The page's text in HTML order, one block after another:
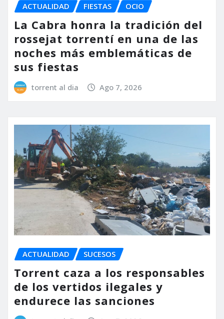
ACTUALIDAD FIESTAS OCIO
La Cabra honra la tradición del
rossejat torrentí en una de las
noches más emblemáticas de
sus fiestas
torrent al dia Ago 7, 2026
ACTUALIDAD SUCESOS
Torrent caza a los responsables
de los vertidos ilegales y
endurece las sanciones